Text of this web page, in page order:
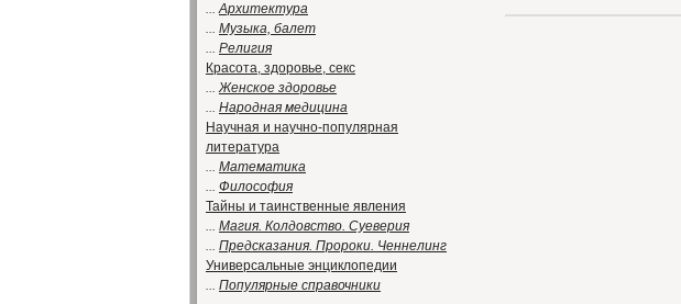
...Архитектура
... Музыка, балет
... Религия
Красота, здоровье, секс
...Женское здоровье
... Народная медицина
Научная и научно-популярная
литература
... Математика
... Философия
Тайны и таинственные явления
... Магия. Колдовство. Суеверия
... Предсказания. Пророки. Ченнелинг
Универсальные энциклопедии
... Популярные справочники